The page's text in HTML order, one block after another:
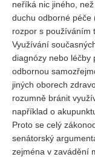
neříká nic jiného,
duchu odborné péče
rozpor s používáním
Využívání
diagnózy nebo léčby
odbornou
jiných oborech
rozumně bránit
například o
Proto se celý
senátorský
zejména v zavádění